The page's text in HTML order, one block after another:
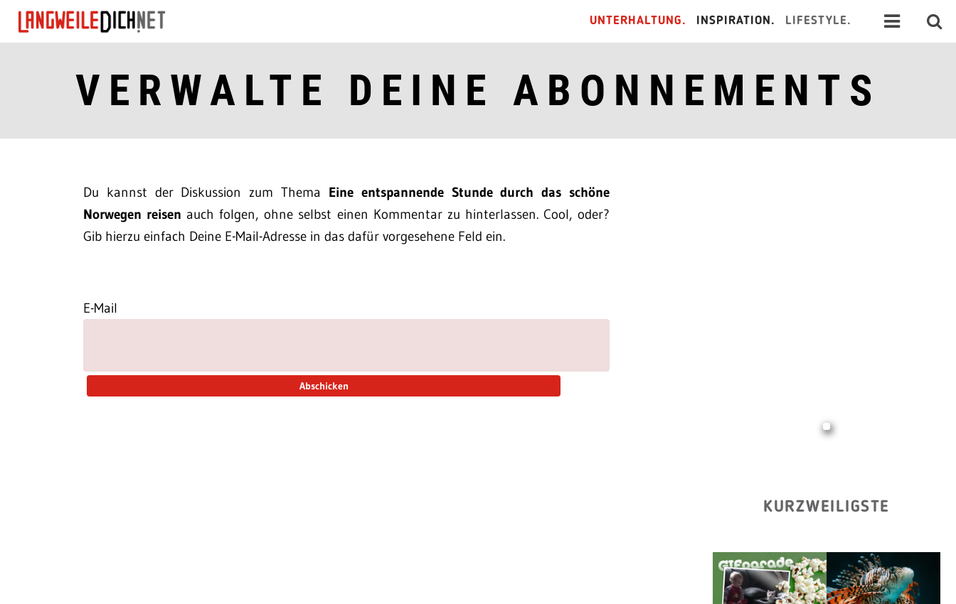
UNTERHALTUNG. INSPIRATION. LIFESTYLE.
VERWALTE DEINE ABONNEMENTS
Du kannst der Diskussion zum Thema Eine entspannende Stunde durch das schöne
Norwegen reisen auch folgen, ohne selbst einen Kommentar zu hinterlassen. Cool, oder?
Gib hierzu einfach Deine E-Mail-Adresse in das dafür vorgesehene Feld ein.
E-Mail
KURZWEILIGSTE